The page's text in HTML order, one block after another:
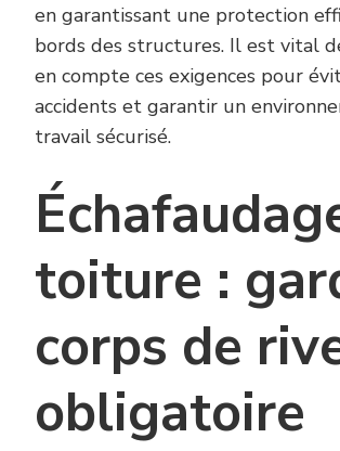
en garantissant une protection
bords des structures. Il est vital
en compte ces exigences pour
accidents et garantir un
travail sécurisé.
toiture :
corps de
obligatoire